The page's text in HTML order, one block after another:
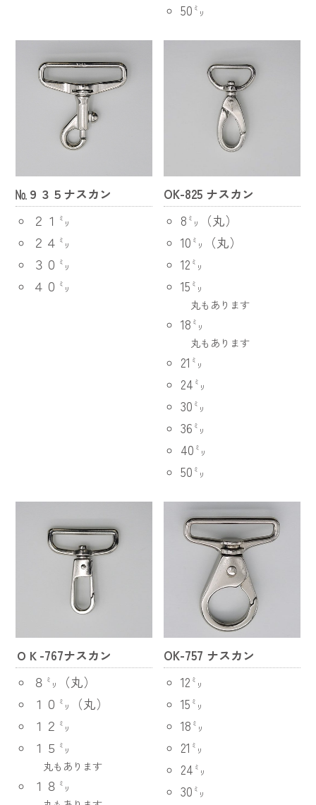
50㍉
№９３５ナスカン
２１㍉
２４㍉
３０㍉
４０㍉
OK-825 ナスカン
8㍉（丸）
10㍉（丸）
12㍉
15㍉
丸もあります
18㍉
丸もあります
21㍉
24㍉
30㍉
36㍉
40㍉
50㍉
ＯＫ-767ナスカン
８㍉（丸）
１０㍉（丸）
１２㍉
１５㍉
丸もあります
１８㍉
OK-757 ナスカン
12㍉
15㍉
18㍉
21㍉
24㍉
30㍉